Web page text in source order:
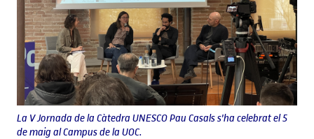
La V Jornada de la Càtedra UNESCO Pau Casals s'ha celebrat el 5
de maig al Campus de la UOC.